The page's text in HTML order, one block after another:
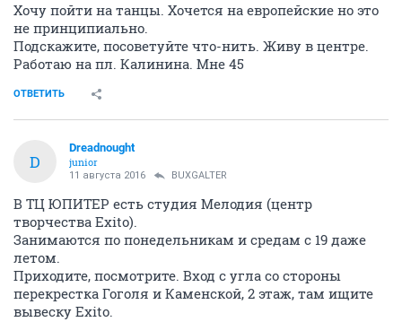
Хочу пойти на танцы. Хочется на европейские но это
не принципиально.
Подскажите, посоветуйте что-нить. Живу в центре.
Работаю на пл. Калинина. Мне 45
ОТВЕТИТЬ
D
Dreadnought
junior
11 августа 2016 BUXGALTER
В ТЦ ЮПИТЕР есть студия Мелодия (центр
творчества Exito).
Занимаются по понедельникам и средам с 19 даже
летом.
Приходите, посмотрите. Вход с угла со стороны
перекрестка Гоголя и Каменской, 2 этаж, там ищите
вывеску Exito.